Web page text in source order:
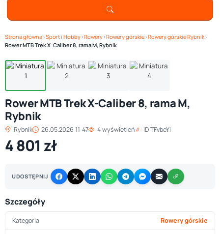
Strona główna›Sport i Hobby›Rowery›Rowery górskie›Rowery górskie Rybnik›
Rower MTB Trek X-Caliber 8, rama M, Rybnik
1/ 4 Zobacz galerię
Rower MTB Trek X-Caliber 8, rama M,
Rybnik
Rybnik 26.05.2026 11:47 4 wyświetleń ID TFvbeYi
4 801 zł
UDOSTĘPNIJ
Szczegóły
Kategoria Rowery górskie